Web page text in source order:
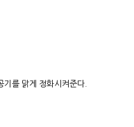
를 맑게 정화시켜준다.